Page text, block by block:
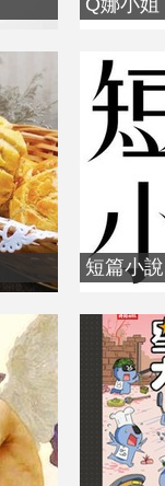
Q娜小姐
短篇小說